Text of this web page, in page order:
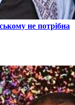
не потрібна